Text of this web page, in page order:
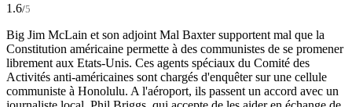
1.6/5
Big Jim McLain et son adjoint Mal Baxter supportent mal que la
Constitution américaine permette à des communistes de se promener
librement aux Etats-Unis. Ces agents spéciaux du Comité des
Activités anti-américaines sont chargés d'enquêter sur une cellule
communiste à Honolulu. A l'aéroport, ils passent un accord avec un